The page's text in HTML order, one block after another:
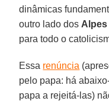
dinâmicas
outro lado dos Alpes
para todo o
Essa renúncia
pelo papa: há
papa a rejeitá-las)